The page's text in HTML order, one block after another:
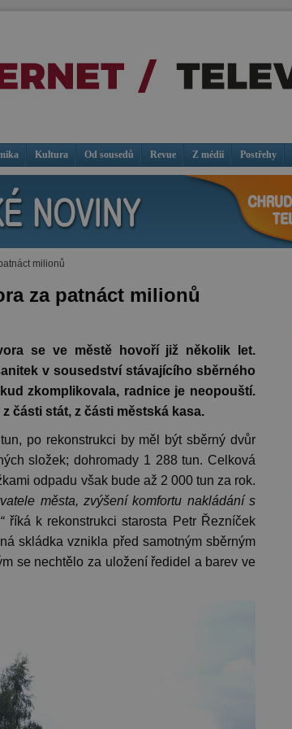
Kultura Od sousedů Revue Z médií Postřehy
milionů
za patnáct milionů
se ve městě hovoří již několik let.
v sousedství stávajícího sběrného
zkomplikovala, radnice je neopouští.
části stát, z části městská kasa.
po rekonstrukci by měl být sběrný dvůr
složek; dohromady 1 288 tun. Celková
odpadu však bude až 2 000 tun za rok.
města, zvýšení komfortu nakládání s
říká k rekonstrukci starosta Petr Řezníček
skládka vznikla před samotným sběrným
se nechtělo za uložení ředidel a barev ve